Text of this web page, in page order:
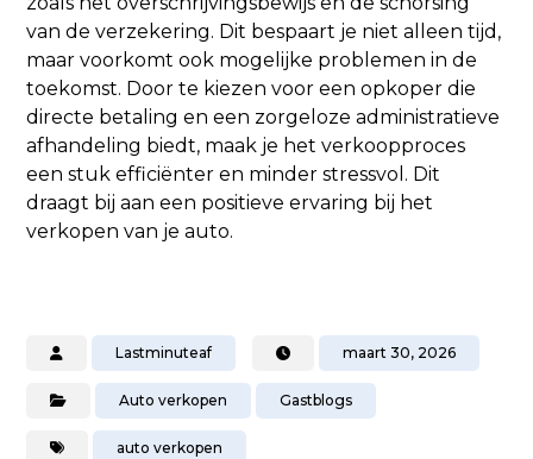
van de verzekering. Dit bespaart je niet alleen tijd,
maar voorkomt ook mogelijke problemen in de
toekomst. Door te kiezen voor een opkoper die
directe betaling en een zorgeloze administratieve
afhandeling biedt, maak je het verkoopproces
een stuk efficiënter en minder stressvol. Dit
draagt bij aan een positieve ervaring bij het
verkopen van je auto.
Lastminuteaf maart 30, 2026
Auto verkopen Gastblogs
auto verkopen